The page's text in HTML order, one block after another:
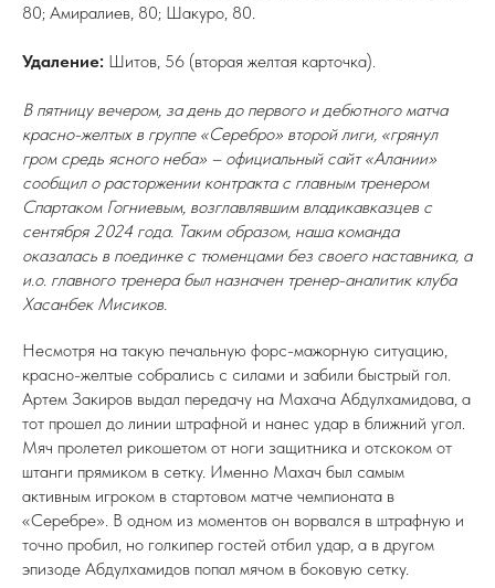
80; Амиралиев, 80; Шакуро, 80.
Удаление: Шитов, 56 (вторая желтая карточка).
В пятницу вечером, за день до первого и дебютного матча
красно-желтых в группе «Серебро» второй лиги, «грянул
гром средь ясного неба» – официальный сайт «Алании»
сообщил о расторжении контракта с главным тренером
Спартаком Гогниевым, возглавлявшим владикавказцев с
сентября 2024 года. Таким образом, наша команда
оказалась в поединке с тюменцами без своего наставника, а
и.о. главного тренера был назначен тренер-аналитик клуба
Хасанбек Мисиков.
Несмотря на такую печальную форс-мажорную ситуацию,
красно-желтые собрались с силами и забили быстрый гол.
Артем Закиров выдал передачу на Махача Абдулхамидова, а
тот прошел до линии штрафной и нанес удар в ближний угол.
Мяч пролетел рикошетом от ноги защитника и отскоком от
штанги прямиком в сетку. Именно Махач был самым
активным игроком в стартовом матче чемпионата в
«Серебре». В одном из моментов он ворвался в штрафную и
точно пробил, но голкипер гостей отбил удар, а в другом
эпизоде Абдулхамидов попал мячом в боковую сетку.